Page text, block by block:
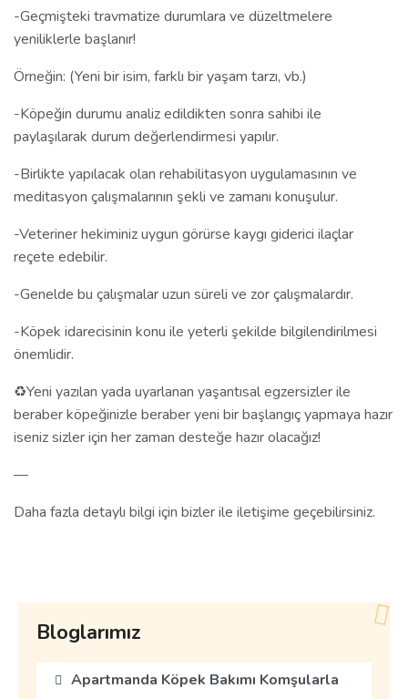
-Geçmişteki travmatize durumlara ve düzeltmelere
yeniliklerle başlanır!
Örneğin: (Yeni bir isim, farklı bir yaşam tarzı, vb.)
-Köpeğin durumu analiz edildikten sonra sahibi ile
paylaşılarak durum değerlendirmesi yapılır.
-Birlikte yapılacak olan rehabilitasyon uygulamasının ve
meditasyon çalışmalarının şekli ve zamanı konuşulur.
-Veteriner hekiminiz uygun görürse kaygı giderici ilaçlar
reçete edebilir.
-Genelde bu çalışmalar uzun süreli ve zor çalışmalardır.
-Köpek idarecisinin konu ile yeterli şekilde bilgilendirilmesi
önemlidir.
♻️Yeni yazılan yada uyarlanan yaşantısal egzersizler ile
beraber köpeğinizle beraber yeni bir başlangıç yapmaya hazır
iseniz sizler için her zaman desteğe hazır olacağız!
—
Daha fazla detaylı bilgi için bizler ile iletişime geçebilirsiniz.
Bloglarımız
Apartmanda Köpek Bakımı Komşularla